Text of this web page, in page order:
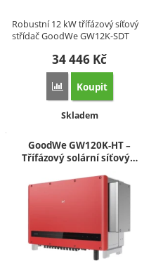
Robustní 12 kW třífázový síťový
střídač GoodWe GW12K-SDT
34 446 Kč
Přidat 'GoodWe
Koupit
Dostupnost:
Skladem
GoodWe GW120K-HT –
Třífázový solární síťový…